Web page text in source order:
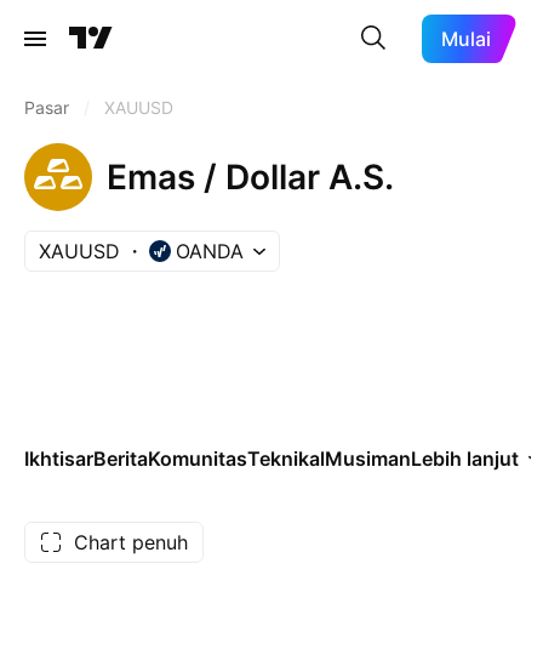
Mulai
Pasar XAUUSD
Emas / Dollar A.S.
XAUUSD OANDA
IkhtisarBeritaKomunitasTeknikalMusimanLebih lanjut
Chart penuh